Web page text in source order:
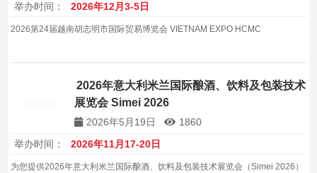
举办时间：
2026年12月3-5日
2026第24届越南胡志明市国际贸易博览会 VIETNAM EXPO HCMC
2026年意大利米兰国际酿酒、饮料及包装技术
展览会 Simei 2026
2026年5月19日
1860
举办时间：
2026年11月17-20日
为您提供2026年意大利米兰国际酿酒、饮料及包装技术展览会（Simei 2026）